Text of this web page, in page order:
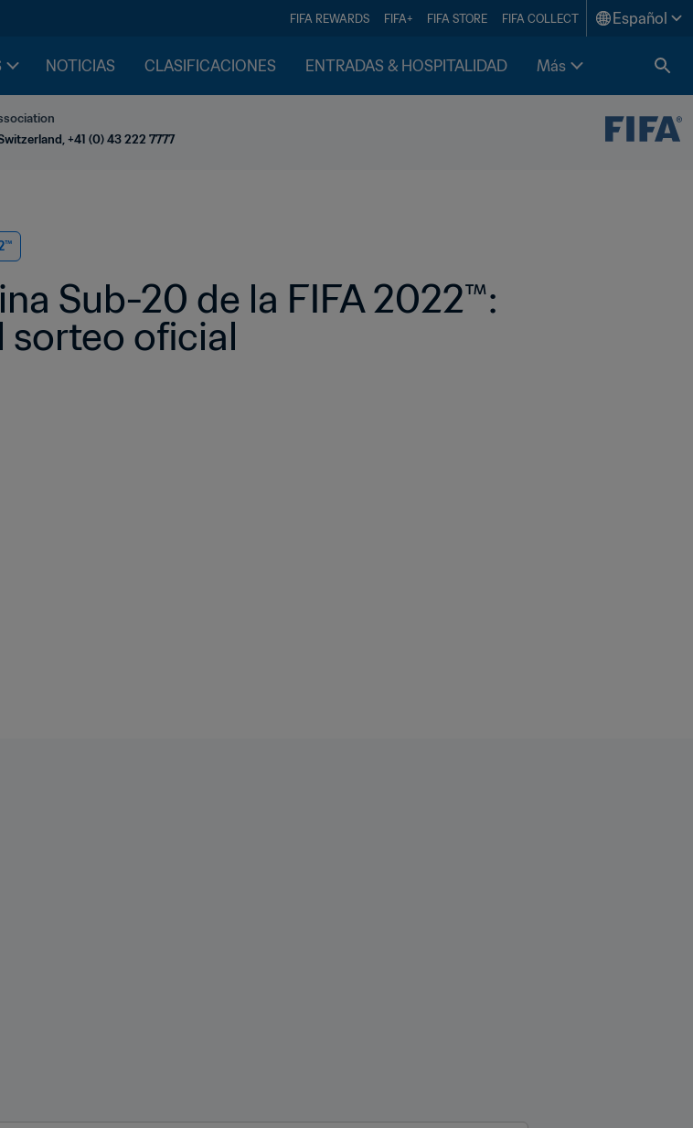
FIFA REWARDS FIFA+ FIFA STORE FIFA COLLECT Español
NOTICIAS CLASIFICACIONES ENTRADAS & HOSPITALIDAD Más
+41 (0) 43 222 7777
Sub-20 de la FIFA 2022™:
sorteo oficial